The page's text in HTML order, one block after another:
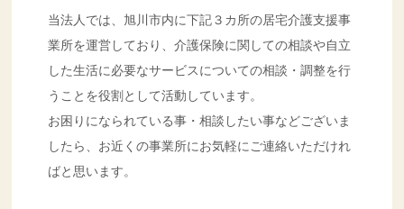
当法人では、旭川市内に下記３カ所の居宅介護支援事
業所を運営しており、介護保険に関しての相談や自立
した生活に必要なサービスについての相談・調整を行
うことを役割として活動しています。
お困りになられている事・相談したい事などございま
したら、お近くの事業所にお気軽にご連絡いただけれ
ばと思います。